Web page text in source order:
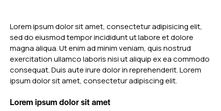
Lorem ipsum dolor sit amet, consectetur adipisicing elit,
sed do eiusmod tempor incididunt ut labore et dolore
magna aliqua. Ut enim ad minim veniam, quis nostrud
exercitation ullamco laboris nisi ut aliquip ex ea commodo
consequat. Duis aute irure dolor in reprehenderit. Lorem
ipsum dolor sit amet, consectetur adipiscing elit.
Lorem ipsum dolor sit amet